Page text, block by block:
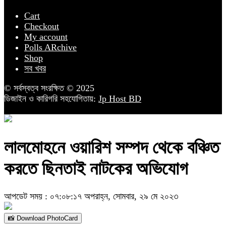
Cart
Checkout
My account
Polls ARchive
Shop
সব খবর
© সর্বস্বত্ব সংরক্ষিত © 2025
ডিজাইন ও কারিগরি সহযোগিতায়: Jp Host BD
লালমোহনে ওয়ারিশ সম্পদ থেকে বঞ্চিত
করতে ছিনতাই নাটকের অভিযোগ
আপডেট সময় : ০৭:০৮:১৭ অপরাহ্ন, সোমবার, ২৯ মে ২০২৩
📸 Download PhotoCard